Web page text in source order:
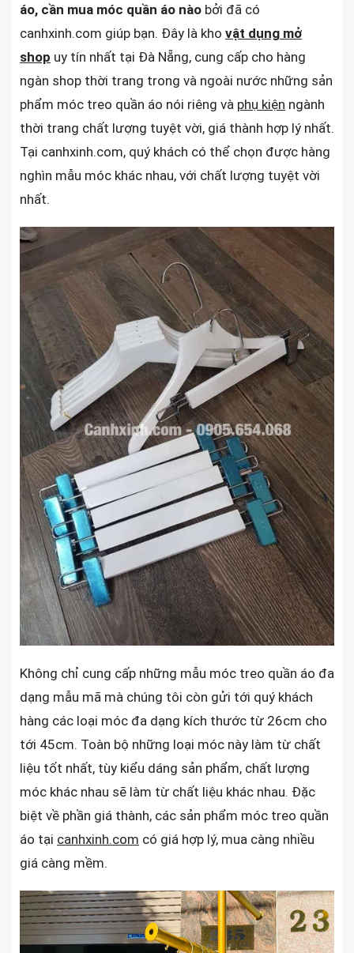
áo, cần mua móc quần áo nào bởi đã có
canhxinh.com giúp bạn. Đây là kho vật dụng mở
shop uy tín nhất tại Đà Nẵng, cung cấp cho hàng
ngàn shop thời trang trong và ngoài nước những sản
phẩm móc treo quần áo nói riêng và phụ kiện ngành
thời trang chất lượng tuyệt vời, giá thành hợp lý nhất.
Tại canhxinh.com, quý khách có thể chọn được hàng
nghìn mẫu móc khác nhau, với chất lượng tuyệt vời
nhất.
Không chỉ cung cấp những mẫu móc treo quần áo đa
dạng mẫu mã mà chúng tôi còn gửi tới quý khách
hàng các loại móc đa dạng kích thước từ 26cm cho
tới 45cm. Toàn bộ những loại móc này làm từ chất
liệu tốt nhất, tùy kiểu dáng sản phẩm, chất lượng
móc khác nhau sẽ làm từ chất liệu khác nhau. Đặc
biệt về phần giá thành, các sản phẩm móc treo quần
áo tại canhxinh.com có giá hợp lý, mua càng nhiều
giá càng mềm.